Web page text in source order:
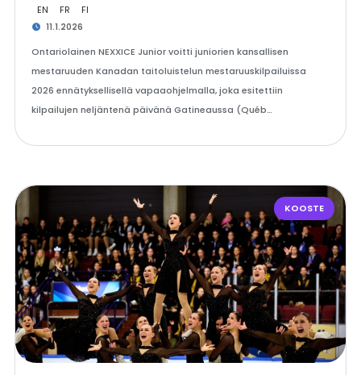
EN FR FI
11.1.2026
Ontariolainen NEXXICE Junior voitti juniorien kansallisen
mestaruuden Kanadan taitoluistelun mestaruuskilpailuissa
2026 ennätyksellisellä vapaaohjelmalla, joka esitettiin
kilpailujen neljäntenä päivänä Gatineaussa (Québ…
KOOSTE